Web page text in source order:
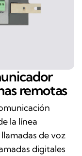
remotas
la línea
de voz
digitales